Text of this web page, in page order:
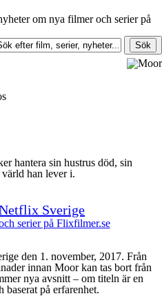
om nya filmer och serier på
hantera sin hustrus död, sin
han lever i.
Sverige
serier på Flixfilmer.se
den 1. november, 2017. Från
innan Moor kan tas bort från
nya avsnitt – om titeln är en
baserat på erfarenhet.